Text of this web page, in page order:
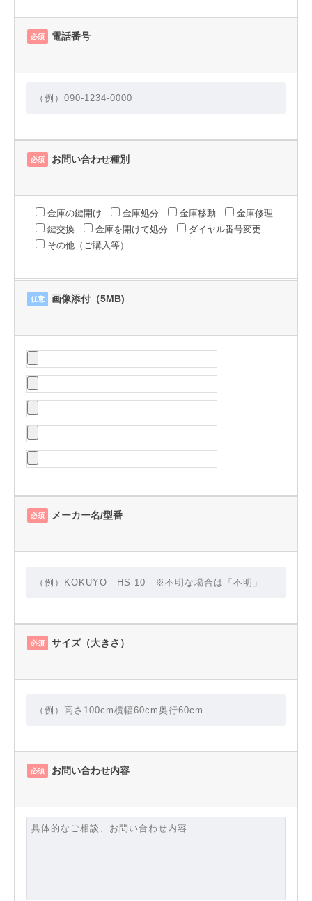
必須 電話番号
必須 お問い合わせ種別
金庫の鍵開け 金庫処分 金庫移動
金庫修理
鍵交換
金庫を開けて処分
ダイヤル番号変更
その他（ご購入等）
任意 画像添付（5MB)
必須 メーカー名/型番
必須 サイズ（大きさ）
必須 お問い合わせ内容